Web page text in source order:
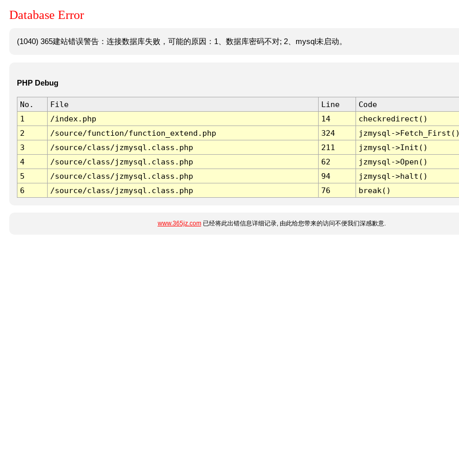
Database Error
(1040) 365建站错误警告：连接数据库失败，可能的原因：1、数据库密码不对; 2、mysql未启动。
PHP Debug
No. File Line
Code
1
/index.php 14
checkredirect()
2
/source/function/function_extend.php 324
jzmysql-
3
/source/class/jzmysql.class.php 211
jzmysql->Init()
4
/source/class/jzmysql.class.php 62
jzmysql->Open()
5
/source/class/jzmysql.class.php 94
jzmysql->halt()
6
/source/class/jzmysql.class.php 76 break()
www.365jz.com已经将此出错信息详细记录, 由此给您带来的访问不便我们深感歉意.